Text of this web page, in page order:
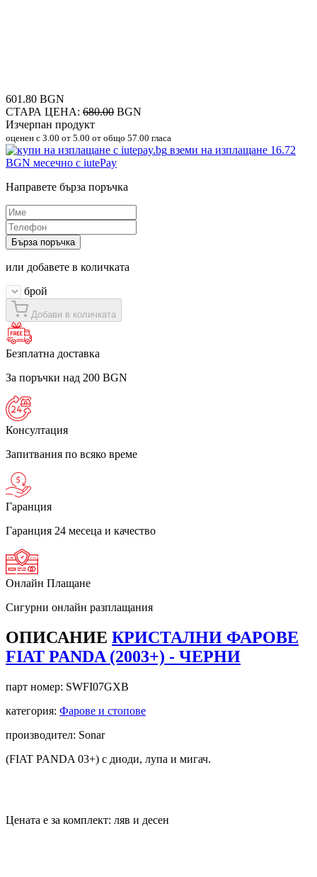
601.80 BGN
СТАРА ЦЕНА: 680.00 BGN
Изчерпан продукт
оценен с 3.00 от 5.00 от общо 57.00 гласа
вземи на изплащане 16.72
BGN месечно с iutePay
Направете бърза поръчка
Бърза поръчка
или добавете в количката
брой
Добави в количката
Безплатна доставка
За поръчки над 200 BGN
Консултация
Запитвания по всяко време
Гаранция
Гаранция 24 месеца и качество
Онлайн Плащане
Сигурни онлайн разплащания
ОПИСАНИЕ КРИСТАЛНИ ФАРОВЕ
FIAT PANDA (2003+) - ЧЕРНИ
парт номер: SWFI07GXB
категория: Фарове и стопове
производител: Sonar
(FIAT PANDA 03+) с диоди, лупа и мигач.
Цената е за комплект: ляв и десен